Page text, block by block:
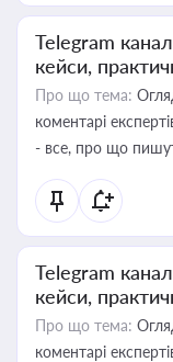
Telegram
кейси,
Про що тема:
коментарі
- все, про що
Telegram
кейси,
Про що тема:
коментарі